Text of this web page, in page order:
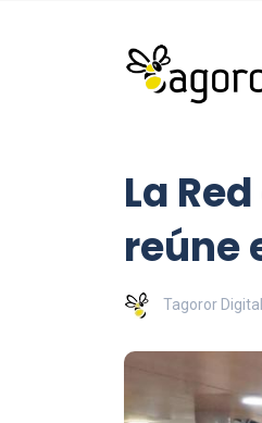
La
reúne
Tagoror Digital